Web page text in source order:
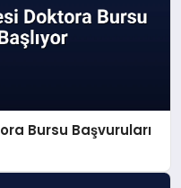
Bursu Başvuruları